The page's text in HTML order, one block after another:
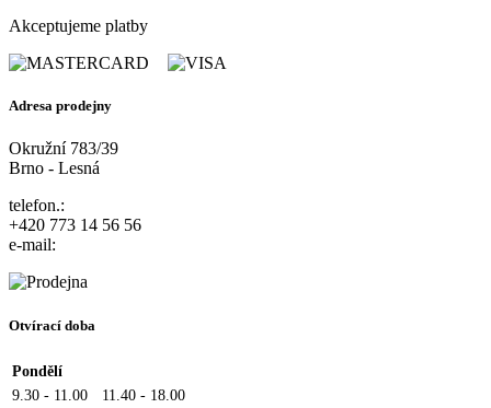
Akceptujeme platby
Adresa prodejny
Okružní 783/39
Brno - Lesná
telefon.:
+420 773 14 56 56
e-mail:
Otvírací doba
Pondělí
9.30 - 11.00
11.40 - 18.00